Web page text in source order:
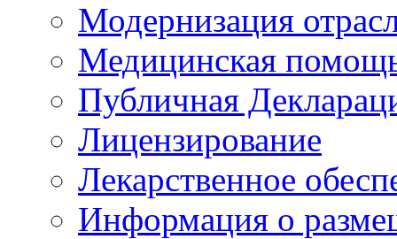
Модернизация
Медицинская
Публичная
Лицензирование
Лекарственное
Информация о